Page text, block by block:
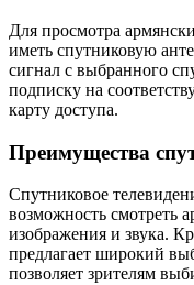
Для просмотра
иметь спутниковую
сигнал с выбранного
подписку на
карту доступа.
Преимущества
Спутниковое
возможность смотреть
изображения и звука.
предлагает широкий
позволяет зрителям